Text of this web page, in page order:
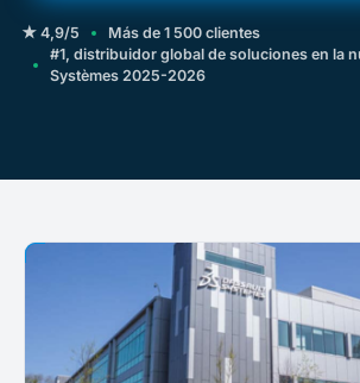
★ 4,9/5
Más de 1 500 clientes
#1, distribuidor global de soluciones en la
Systèmes 2025-2026